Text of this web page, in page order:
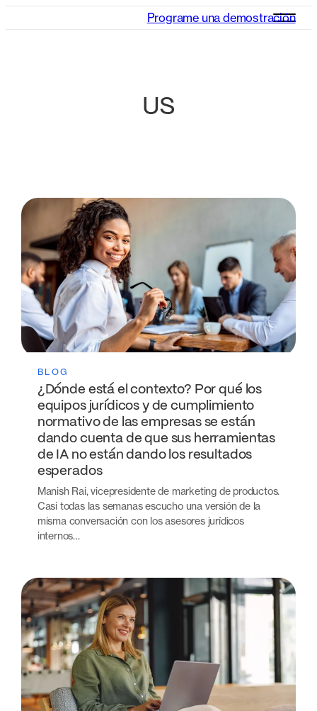
Programe una demostración
US
BLOG
¿Dónde está el contexto? Por qué los
equipos jurídicos y de cumplimiento
normativo de las empresas se están
dando cuenta de que sus herramientas
de IA no están dando los resultados
esperados
Manish Rai, vicepresidente de marketing de productos.
Casi todas las semanas escucho una versión de la
misma conversación con los asesores jurídicos
internos…